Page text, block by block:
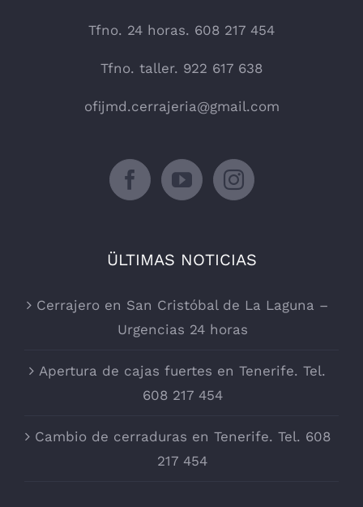
Tfno. 24 horas. 608 217 454
Tfno. taller. 922 617 638
ofijmd.cerrajeria@gmail.com
ÜLTIMAS NOTICIAS
Cerrajero en San Cristóbal de La Laguna –
Urgencias 24 horas
Apertura de cajas fuertes en Tenerife. Tel.
608 217 454
Cambio de cerraduras en Tenerife. Tel. 608
217 454